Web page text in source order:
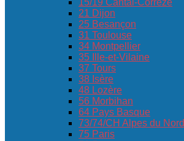
15/19 Cantal-Corrèze
21 Dijon
25 Besançon
31 Toulouse
34 Montpellier
35 Ille-et-Vilaine
37 Tours
38 Isère
48 Lozère
56 Morbihan
64 Pays Basque
73/74/CH Alpes du Nord
75 Paris